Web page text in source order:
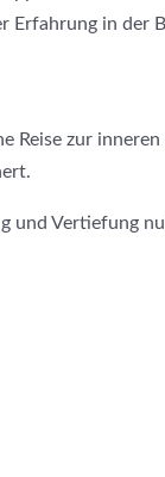
Erfahrung in der
Reise zur
und Vertiefung